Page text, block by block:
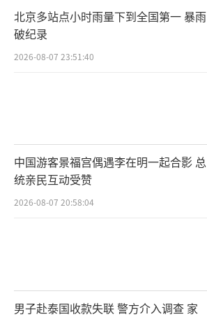
北京多站点小时雨量下到全国第一 暴雨
破纪录
2026-08-07 23:51:40
中国游客景福宫偶遇李在明一起合影 总
统亲民互动受赞
2026-08-07 20:58:04
男子赴泰国收款失联 警方介入调查 家